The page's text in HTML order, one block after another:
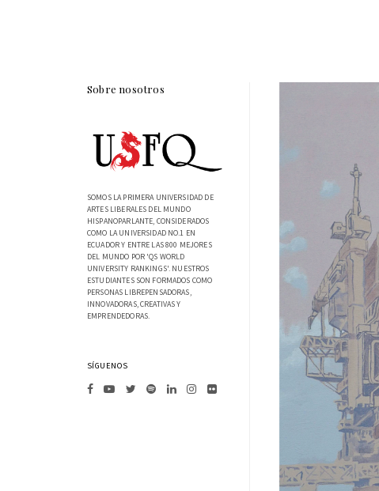
Sobre nosotros
SOMOS LA PRIMERA UNIVERSIDAD DE
ARTES LIBERALES DEL MUNDO
HISPANOPARLANTE, CONSIDERADOS
COMO LA UNIVERSIDAD NO.1 EN
ECUADOR Y ENTRE LAS 800 MEJORES
DEL MUNDO POR 'QS WORLD
UNIVERSITY RANKINGS'. NUESTROS
ESTUDIANTES SON FORMADOS COMO
PERSONAS LIBREPENSADORAS,
INNOVADORAS, CREATIVAS Y
EMPRENDEDORAS.
SÍGUENOS